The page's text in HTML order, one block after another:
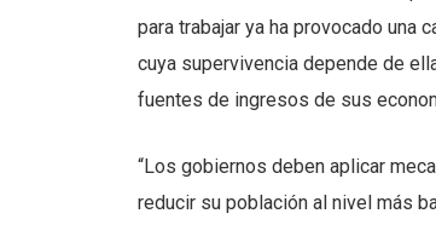
para trabajar ya ha provocado
cuya supervivencia depende de
fuentes de ingresos de sus
“Los gobiernos deben aplicar
reducir su población al nivel más